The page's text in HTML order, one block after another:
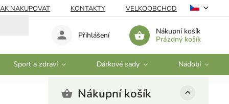
NAKUPOVAT KONTAKTY VELKOOBCHOD
Nákupní košík
Prázdný košík
Přihlášení
Sport a zdraví Dárkové sady Nádobí
Nákupní košík